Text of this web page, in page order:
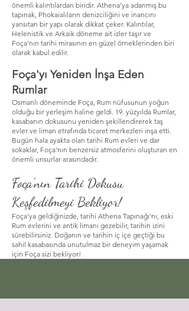
önemli kalıntılardan biridir. Athena'ya adanmış bu
tapınak, Phokaialıların denizciliğini ve inancını
yansıtan bir yapı olarak dikkat çeker. Kalıntılar,
Helenistik ve Arkaik döneme ait izler taşır ve
Foça'nın tarihi mirasının en güzel örneklerinden biri
olarak kabul edilir.
Foça'yı Yeniden İnşa Eden
Rumlar
Osmanlı döneminde Foça, Rum nüfusunun yoğun
olduğu bir yerleşim haline geldi. 19. yüzyılda Rumlar,
kasabanın dokusunu yeniden şekillendirerek taş
evler ve liman etrafında ticaret merkezleri inşa etti.
Bugün hala ayakta olan tarihi Rum evleri ve dar
sokaklar, Foça'nın benzersiz atmosferini oluşturan en
önemli unsurlar arasındadır.
Foça'nın Tarihi Dokusu
Keşfedilmeyi Bekliyor!
Foça'ya geldiğinizde, tarihi Athena Tapınağı'nı, eski
Rum evlerini ve antik limanı gezebilir, tarihin izini
sürebilirsiniz. Doğanın ve tarihin iç içe geçtiği bu
sahil kasabasında unutulmaz bir deneyim yaşamak
için Foça sizi bekliyor!